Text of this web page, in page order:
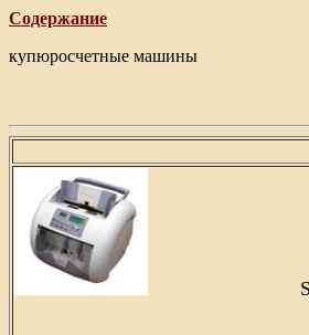
Содержание
купюросчетные машины